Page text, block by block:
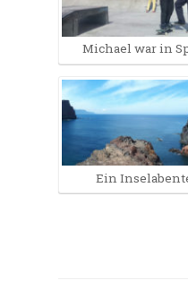
Michael war in
Ein